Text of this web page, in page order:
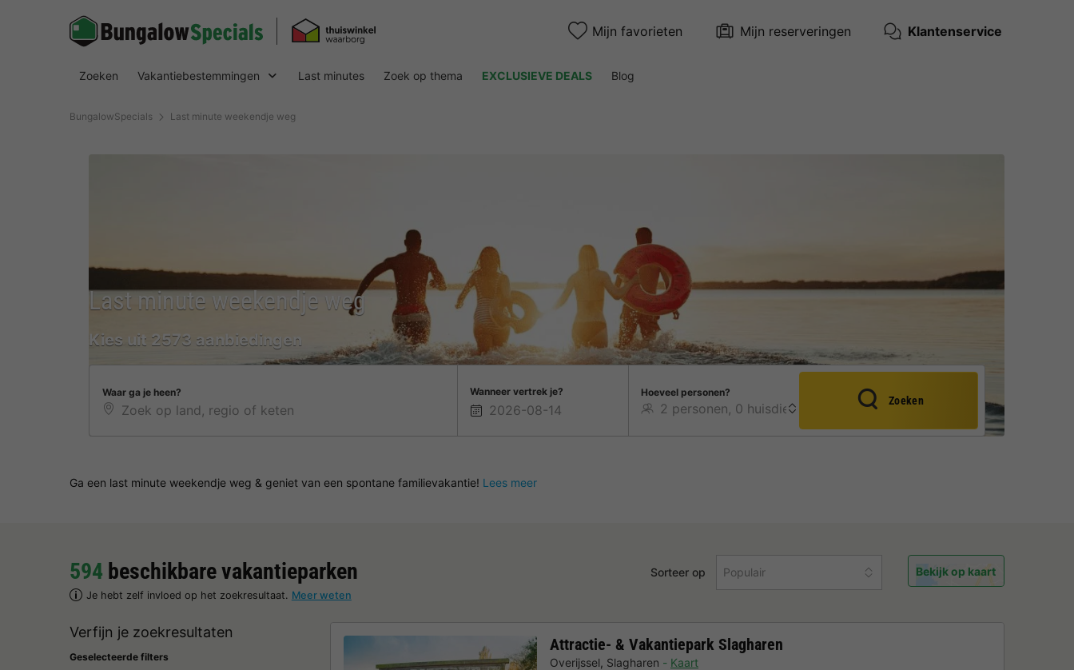
Mijn favorieten Mijn reserveringen Klantenservice
Zoeken Vakantiebestemmingen Last minutes Zoek op thema EXCLUSIEVE DEALS Blog
BungalowSpecials Last minute weekendje weg
Last minute weekendje weg
Kies uit 2573 aanbiedingen
Waar ga je heen? Wanneer vertrek je? Hoeveel personen?
Zoeken
Ga een last minute weekendje weg & geniet van een spontane familievakantie! Lees meer
594 beschikbare vakantieparken
Je hebt zelf invloed op het zoekresultaat. Meer weten
Sorteer op Populair Bekijk op kaart
Verfijn je zoekresultaten
Geselecteerde filters
Attractie- & Vakantiepark Slagharen
Overijssel, Slagharen
Kaart